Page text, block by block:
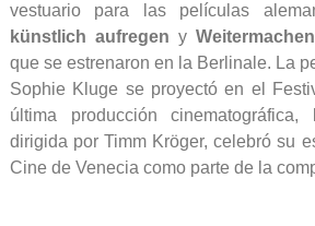
vestuario para las películas
künstlich aufregen y
que se estrenaron en la Berlinale. La
Sophie Kluge se proyectó en el
última producción cinematográfica,
dirigida por Timm Kröger, celebró su
Cine de Venecia como parte de la